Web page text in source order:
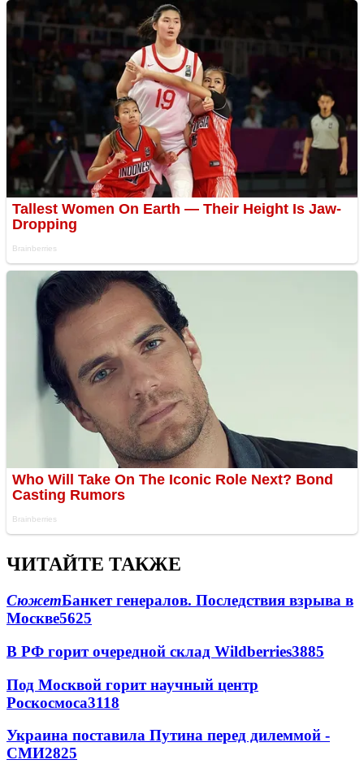
ЧИТАЙТЕ ТАКЖЕ
СюжетБанкет генералов. Последствия взрыва в
Москве5625
В РФ горит очередной склад Wildberries3885
Под Москвой горит научный центр
Роскосмоса3118
Украина поставила Путина перед дилеммой -
СМИ2825